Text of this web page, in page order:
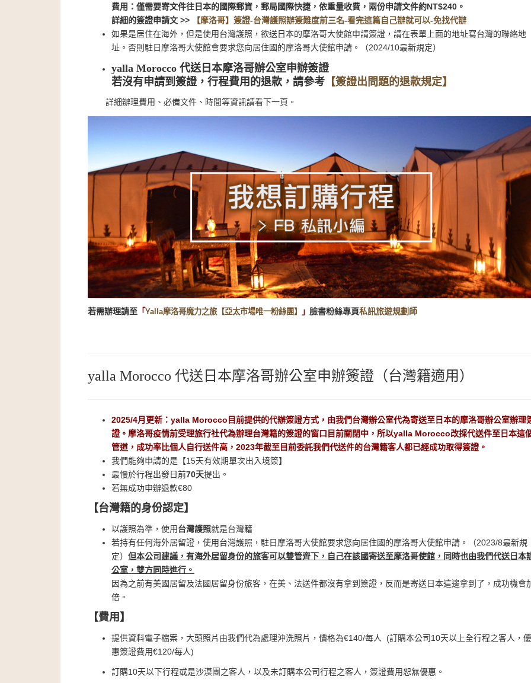
費用：僅需要寄文件往日本的國際郵資，郵局國際快捷，依重量收費，兩份申請文件約NT$240。
詳細的簽證申請文 >>
【摩洛哥】簽證-台灣護照辦簽難度前三名-看完這篇自己辦就可以-免找代辦
如果是居住在海外，但是使用台灣護照，欲送日本的摩洛哥大使館申請簽證，請在表單上面的地址寫台灣的聯絡地
址。否則駐日摩洛哥大使館會要求您向居住國的摩洛哥大使館申請。（2024/10最新規定）
yalla Morocco 代送日本摩洛哥辦公室申辦簽證
若沒有申請到簽證，行程費用的退款，請參考 【簽證出問題的退款規定】
詳細辦理費用、必備文件、時間等資訊請看下一頁。
若需辦理請至 「Yalla摩洛哥魔力之旅【亞太市場唯一粉絲團】 」 臉書粉絲專頁私訊旅遊規劃師
yalla Morocco 代送日本摩洛哥辦公室申辦簽證（台灣籍適用）
2025/4月更新：yalla Morocco目前提供的代辦簽證方式，由我們台灣辦公室代為寄送至日本的摩洛哥辦公室辦理
證。摩洛哥疫情前受理旅行社代為辦理台灣籍的簽證的窗口目前關閉中，所以yalla Morocco改採代送件至日本這
管道，成功率比個人自行送件高，2023年截至目前委託我們代送件的台灣籍客人都已經成功取得簽證。
我們能夠申請的是【15天有效期單次出入境簽】
最慢於行程出發日前70天提出。
若無成功申辦退款€80
【台灣籍的身份認定】
以護照為準，使用台灣護照就是台灣籍
若持有任何海外居留證，使用台灣護照，駐日摩洛哥大使館要求您向居住國的摩洛哥大使館申請。（2023/8最新規
定） 但本公司建議，有海外居留身份的旅客可以雙管齊下，自己在該國寄送至摩洛哥使館，同時也由我們代送日本
公室，雙方同時進行。
因為之前有美國居留及法國居留身份旅客，在美、法送件都沒有拿到簽證，反而是寄送日本這邊拿到了，成功機會
倍。
【費用】
提供資料電子檔案，大頭照片由我們代為處理沖洗照片，價格為€140/每人 (訂購本公司10天以上全行程之客人，優
惠簽證費用€120/每人)
訂購10天以下行程或是沙漠團之客人，以及未訂購本公司行程之客人，簽證費用恕無優惠。